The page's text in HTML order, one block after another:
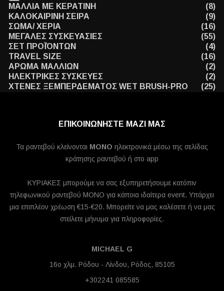
ΜΑΛΛΙΑ ΜΕ ΚΕΡΑΤΙΝΗ
(8)
ΚΑΛΟΚΑΙΡΙΝΗ ΣΕΙΡΑ
(9)
ΣΩΜΑ/ ΧΕΡΙΑ
(16)
ΜΕΓΑΛΕΣ ΣΥΣΚΕΥΑΣΙΕΣ
(55)
ΣΕΤ ΠΡΟΪΌΝΤΩΝ
(4)
TRAVEL SIZE
(16)
ΑΡΩΜΑ ΜΑΛΛΙΩΝ
(2)
ΗΛΕΚΤΡΙΚΕΣ ΣΥΣΚΕΥΕΣ
(2)
ΧΤΕΝΕΣ ΞΕΜΠΕΡΔΕΜΑΤΟΣ WET BRUSH-PRO
(25)
ΕΠΙΚΟΙΝΩΝΗΣΤΕ ΜΑΖΙ ΜΑΣ
Τα ραντεβού κλείνονται MONO ηλεκτρονικά μέσω της σελίδας
κράτησης ραντεβού ή στο app
ΚΥΡΙΑΚΕΣ μπορούμε να σας εξυπηρετήσουμε κατόπιν
τηλεφωνικού ραντεβού ΜΟΝΟ για κάποια ιδαίτερα event. Υπάρχει
μια επιπλέον χρέωση €15-€20. Μπορείτε να μας καλέσετε ή να μας
στείλετε μήνυμα για πληροφορίες.
MICHAEL G
16ο χλμ. Ρόδου - Λίνδου, Ρόδος, 85105
+302241 085585